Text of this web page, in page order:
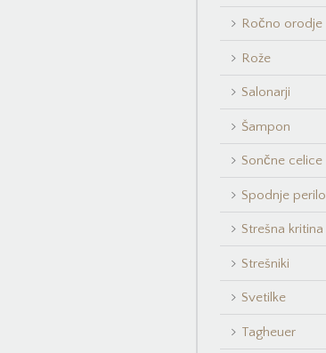
Ročno orodje
Rože
Salonarji
Šampon
Sončne celice
Spodnje perilo
Strešna kritina
Strešniki
Svetilke
Tagheuer